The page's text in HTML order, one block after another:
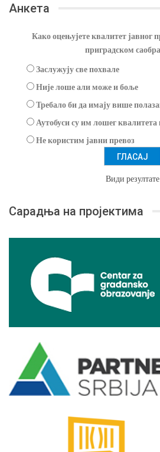
Анкета
Како оцењујете квалитет јавног
приградском
Заслужују све похвале
Није лоше али може и боље
Требало би да имају више
Аутобуси су им лошег квалитета
Не користим јавни превоз
Види резултате
Сарадња на пројектима